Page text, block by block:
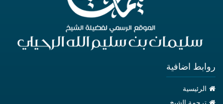
روابط اضافية
الرئيسية